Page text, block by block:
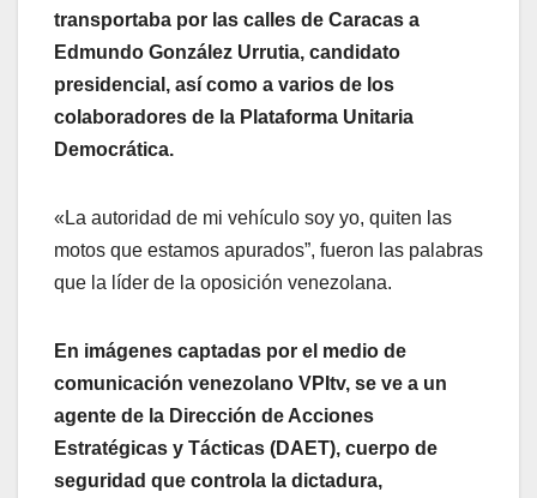
transportaba por las calles de Caracas a
Edmundo González Urrutia, candidato
presidencial, así como a varios de los
colaboradores de la Plataforma Unitaria
Democrática.
«La autoridad de mi vehículo soy yo, quiten las
motos que estamos apurados”, fueron las palabras
que la líder de la oposición venezolana.
En imágenes captadas por el medio de
comunicación venezolano VPItv, se ve a un
agente de la Dirección de Acciones
Estratégicas y Tácticas (DAET), cuerpo de
seguridad que controla la dictadura,